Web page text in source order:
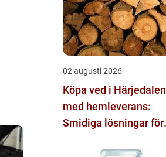
02 augusti 2026
Köpa ved i Härjedalen
med hemleverans:
Smidiga lösningar för